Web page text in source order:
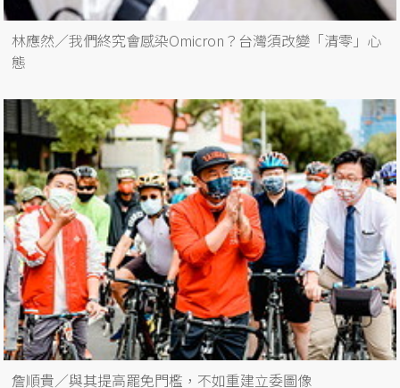
林應然／我們終究會感染Omicron？台灣須改變「清零」心
態
詹順貴／與其提高罷免門檻，不如重建立委圖像